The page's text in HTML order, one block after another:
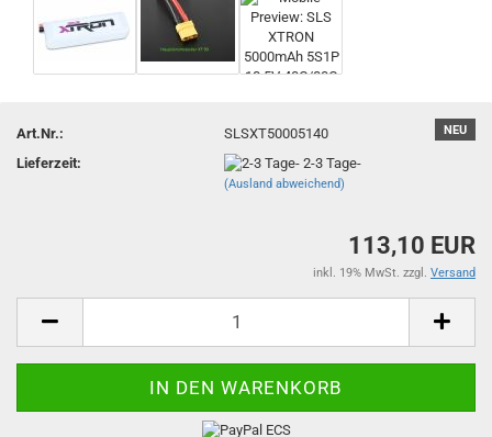
NEU
Art.Nr.:
SLSXT50005140
Lieferzeit:
2-3 Tage-
(Ausland abweichend)
113,10 EUR
inkl. 19% MwSt. zzgl. Versand